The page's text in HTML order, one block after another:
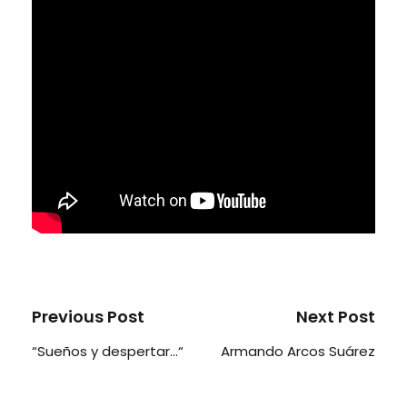
Previous Post
“Sueños y despertar…“
Next Post
Armando Arcos Suárez